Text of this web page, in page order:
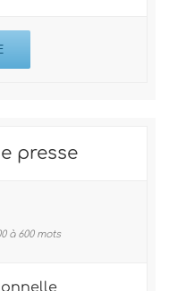
presse
à 600 mots